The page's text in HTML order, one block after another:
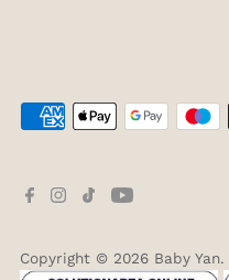
Copyright © 2026 Baby Yan.